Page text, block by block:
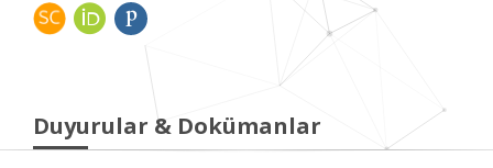
Duyurular & Dokümanlar